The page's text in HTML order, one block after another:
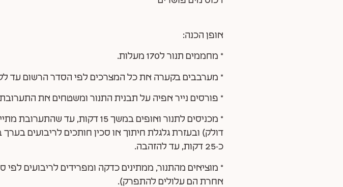
אופן הכנה:
* מחממים תנור ל170 מעלות.
* מערבבים בקערה את כל המצרכים לפי הסדר הרשום עד
* פורסים נייר אפיה על תבנית התנור ומשטחים את
* מכניסים לתנור ואופים במשך 15
כ-25 דקות, עד להזהבה.
* מוציאים מהתנור, ממתינים כדקה ומפרידים לריבועים
אחרת הם עלולים להתפרק).